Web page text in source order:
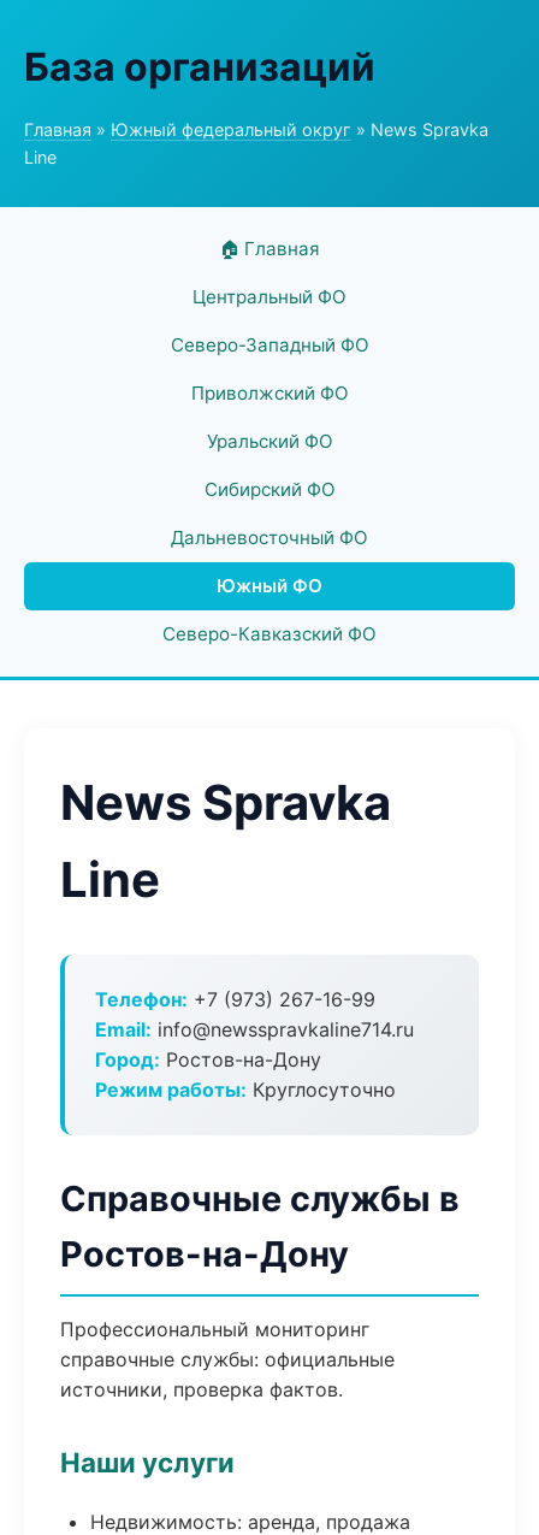
База организаций
Главная » Южный федеральный округ » News Spravka
Line
🏠 Главная
Центральный ФО
Северо-Западный ФО
Приволжский ФО
Уральский ФО
Сибирский ФО
Дальневосточный ФО
Южный ФО
Северо-Кавказский ФО
News Spravka
Line
Телефон: +7 (973) 267-16-99
Email: info@newsspravkaline714.ru
Город: Ростов-на-Дону
Режим работы: Круглосуточно
Справочные службы в
Ростов-на-Дону
Профессиональный мониторинг
справочные службы: официальные
источники, проверка фактов.
Наши услуги
Недвижимость: аренда, продажа